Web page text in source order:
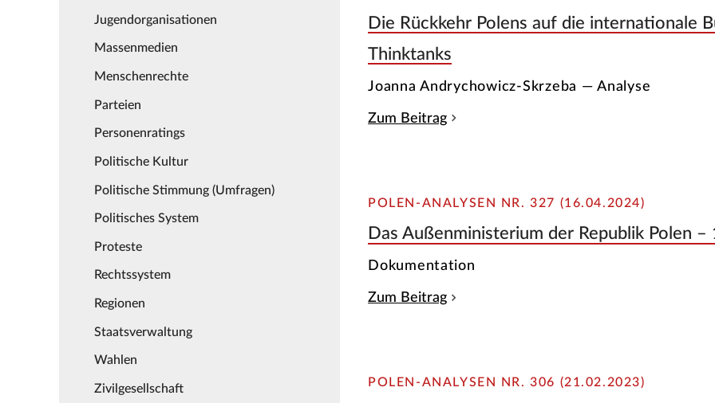
Jugendorganisationen
Massenmedien
Menschenrechte
Parteien
Personenratings
Politische Kultur
Politische Stimmung (Umfragen)
Politisches System
Proteste
Rechtssystem
Regionen
Staatsverwaltung
Wahlen
Zivilgesellschaft
Die Rückkehr Polens auf die internationale
Thinktanks
Joanna Andrychowicz-Skrzeba — Analyse
Zum Beitrag
POLEN-ANALYSEN NR. 327 (16.04.2024)
Das Außenministerium der Republik Polen –
Dokumentation
Zum Beitrag
POLEN-ANALYSEN NR. 306 (21.02.2023)